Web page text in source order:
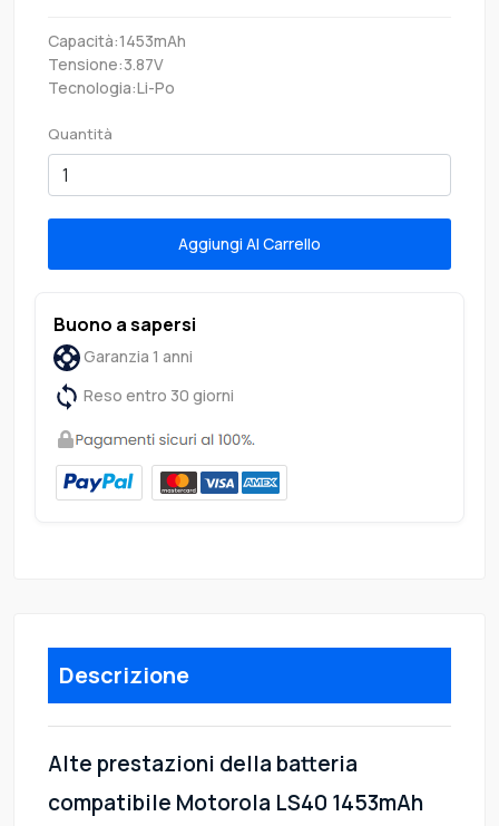
Capacità:1453mAh
Tensione:3.87V
Tecnologia:Li-Po
Quantità
Aggiungi Al Carrello
Buono a sapersi
Garanzia 1 anni
Reso entro 30 giorni
Descrizione
Alte prestazioni della batteria
compatibile Motorola LS40 1453mAh